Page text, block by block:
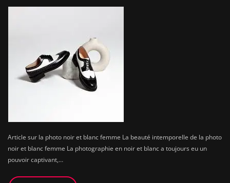
Article sur la photo noir et blanc femme La beauté intemporelle de la photo
noir et blanc femme La photographie en noir et blanc a toujours eu un
pouvoir captivant,…